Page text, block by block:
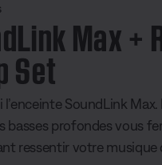
Max +
Set
l’enceinte SoundLink
basses profondes vous
ressentir votre musique